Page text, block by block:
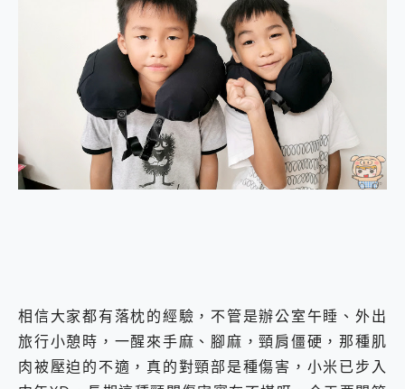
外型超吸晴~ 給您絕佳操控體驗 GravaStar Mercury K1 系列 異星機械鍵盤與 Mercury X 系列 輕量無線電競滑鼠 開箱 評測
DJI Osmo Pocket 3 爽爽帶回家 歡慶 EaseUS 21 週年到來，「Slogan 海報徵稿活動」好康大放送
小巧好吸不擋鏡頭 有Qi2認證的 ONPRO MagReact MXs2 5000mAh薄型磁吸無線急速行動電源 開箱 評測
會走動的冷暖氣 SONY REON POCKET PRO 穿戴式智慧冷暖調溫裝置 開箱 評測
寶可夢飛人外掛iToolab AnyGo全新升級，GO Fest 五折優惠嗨翻天！支援 iOS/Android！
百倍變焦實測~ vivo X200 Pro 與 S25 Ultra 誰能滿足全場景拍攝需求？
超好用的 PLAUD NotePin AI 智慧錄音膠囊~ 您的AI 秘書已上線 每月免費送你 300分鐘轉寫
realme 14 Pro 超硬軍規、冰感變色實測，realme 14 5G 遊戲戰鬥值爆表，效能x娛樂全都要！
動靜皆宜「HUAWEI FreeArc」開放式耳掛耳機，無感配戴! 超穩超服貼，音質、通話也很優質
好玩好拍 vivo V50 ~ 口袋裡的 Zeiss 潮流攝影棚!
相信大家都有落枕的經驗，不管是辦公室午睡、外出
旅行小憩時，一醒來手麻、腳麻，頸肩僵硬，那種肌
肉被壓迫的不適，真的對頸部是種傷害，小米已步入